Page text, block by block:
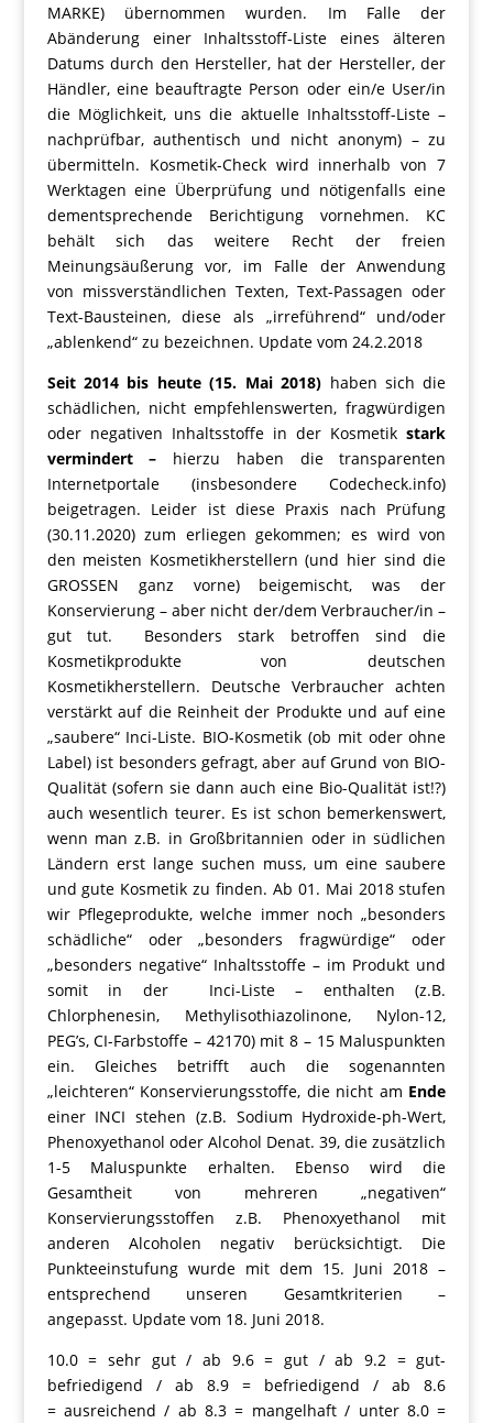
MARKE) übernommen wurden. Im Falle der
Abänderung einer Inhaltsstoff-Liste eines älteren
Datums durch den Hersteller, hat der Hersteller, der
Händler, eine beauftragte Person oder ein/e User/in
die Möglichkeit, uns die aktuelle Inhaltsstoff-Liste –
nachprüfbar, authentisch und nicht anonym) – zu
übermitteln. Kosmetik-Check wird innerhalb von 7
Werktagen eine Überprüfung und nötigenfalls eine
dementsprechende Berichtigung vornehmen. KC
behält sich das weitere Recht der freien
Meinungsäußerung vor, im Falle der Anwendung
von missverständlichen Texten, Text-Passagen oder
Text-Bausteinen, diese als „irreführend“ und/oder
„ablenkend“ zu bezeichnen. Update vom 24.2.2018
Seit 2014 bis heute (15. Mai 2018) haben sich die
schädlichen, nicht empfehlenswerten, fragwürdigen
oder negativen Inhaltsstoffe in der Kosmetikstark
vermindert – hierzu haben die transparenten
Internetportale (insbesondere Codecheck.info)
beigetragen. Leider ist diese Praxis nach Prüfung
(30.11.2020) zum erliegen gekommen; es wird von
den meisten Kosmetikherstellern (und hier sind die
GROSSEN ganz vorne) beigemischt, was der
Konservierung – aber nicht der/dem Verbraucher/in –
gut tut. Besonders stark betroffen sind die
Kosmetikprodukte von deutschen
Kosmetikherstellern. Deutsche Verbraucher achten
verstärkt auf die Reinheit der Produkte und auf eine
„saubere“ Inci-Liste. BIO-Kosmetik (ob mit oder ohne
Label) ist besonders gefragt, aber auf Grund von BIO-
Qualität (sofern sie dann auch eine Bio-Qualität ist!?)
auch wesentlich teurer. Es ist schon bemerkenswert,
wenn man z.B. in Großbritannien oder in südlichen
Ländern erst lange suchen muss, um eine saubere
und gute Kosmetik zu finden. Ab 01. Mai 2018 stufen
wir Pflegeprodukte, welche immer noch „besonders
schädliche“ oder „besonders fragwürdige“ oder
„besonders negative“ Inhaltsstoffe – im Produkt und
somit in der Inci-Liste – enthalten (z.B.
Chlorphenesin, Methylisothiazolinone, Nylon-12,
PEG’s, CI-Farbstoffe – 42170) mit 8 – 15 Maluspunkten
ein. Gleiches betrifft auch die sogenannten
„leichteren“ Konservierungsstoffe, die nicht am Ende
einer INCI stehen (z.B. Sodium Hydroxide-ph-Wert,
Phenoxyethanol oder Alcohol Denat. 39, die zusätzlich
1-5 Maluspunkte erhalten. Ebenso wird die
Gesamtheit von mehreren „negativen“
Konservierungsstoffen z.B. Phenoxyethanol mit
anderen Alcoholen negativ berücksichtigt. Die
Punkteeinstufung wurde mit dem 15. Juni 2018 –
entsprechend unseren Gesamtkriterien –
angepasst. Update vom 18. Juni 2018.
10.0 = sehr gut / ab 9.6 = gut / ab 9.2 = gut-
befriedigend / ab 8.9 = befriedigend / ab 8.6
= ausreichend / ab 8.3 = mangelhaft / unter 8.0 =